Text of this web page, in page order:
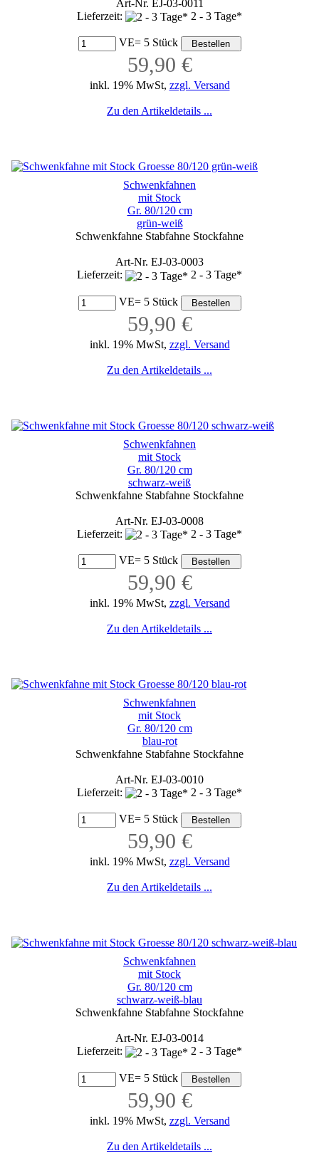
Art-Nr. EJ-03-0011
Lieferzeit:
2 - 3 Tage*
VE= 5 Stück
59,90 €
inkl. 19% MwSt, zzgl. Versand
Zu den Artikeldetails ...
Schwenkfahnen
mit Stock
Gr. 80/120 cm
grün-weiß
Schwenkfahne Stabfahne Stockfahne
Art-Nr. EJ-03-0003
Lieferzeit:
2 - 3 Tage*
VE= 5 Stück
59,90 €
inkl. 19% MwSt, zzgl. Versand
Zu den Artikeldetails ...
Schwenkfahnen
mit Stock
Gr. 80/120 cm
schwarz-weiß
Schwenkfahne Stabfahne Stockfahne
Art-Nr. EJ-03-0008
Lieferzeit:
2 - 3 Tage*
VE= 5 Stück
59,90 €
inkl. 19% MwSt, zzgl. Versand
Zu den Artikeldetails ...
Schwenkfahnen
mit Stock
Gr. 80/120 cm
blau-rot
Schwenkfahne Stabfahne Stockfahne
Art-Nr. EJ-03-0010
Lieferzeit:
2 - 3 Tage*
VE= 5 Stück
59,90 €
inkl. 19% MwSt, zzgl. Versand
Zu den Artikeldetails ...
Schwenkfahnen
mit Stock
Gr. 80/120 cm
schwarz-weiß-blau
Schwenkfahne Stabfahne Stockfahne
Art-Nr. EJ-03-0014
Lieferzeit:
2 - 3 Tage*
VE= 5 Stück
59,90 €
inkl. 19% MwSt, zzgl. Versand
Zu den Artikeldetails ...